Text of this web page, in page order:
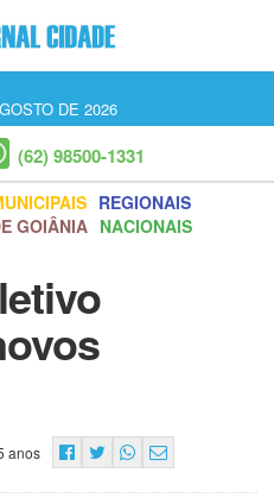
DE 2026
(62) 98500-1331
REGIONAIS
GOIÂNIA NACIONAIS
anos